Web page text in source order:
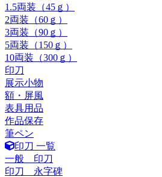
1.5両装（45ｇ）
2両装（60ｇ）
3両装（90ｇ）
5両装（150ｇ）
10両装（300ｇ）
印刀
展示小物
額・屏風
表具用品
作品保存
筆ペン
印刀 一覧
一般 印刀
印刀 永字碑